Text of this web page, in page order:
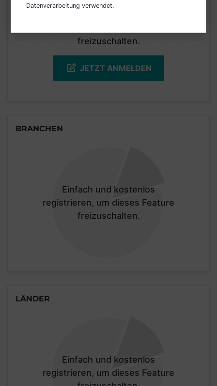
freizuschalten.
JETZT ANMELDEN
BRANCHEN
Einfach und kostenlos
registrieren, um dieses Feature
freizuschalten.
LÄNDER
Einfach und kostenlos
registrieren, um dieses Feature
Datenverarbeitung verwendet.